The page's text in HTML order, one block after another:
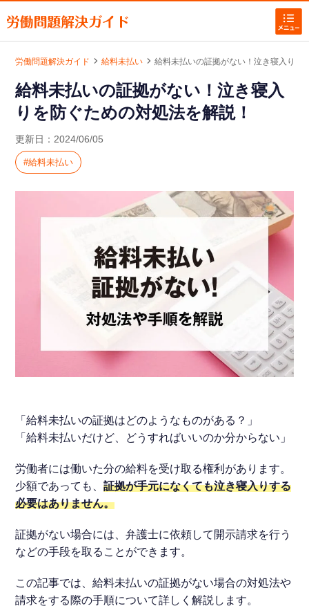
ホームに戻る
労働問題お悩み解決
残業代計算ツール
労働問題の記事一覧
労働問題お悩み別カテゴリー を探す
給料未払い
労働災害
労働問題解決ガイド |給料未払い |給料未払いの証拠がない！泣き寝入りを
給料未払いの証拠がない！泣き寝入
りを防ぐための対処法を解説！
更新日： 2024/06/05
給料未払い
「給料未払いの証拠はどのようなものがある？」
「給料未払いだけど、どうすればいいのか分からない」
労働者には働いた分の給料を受け取る権利があります。
少額であっても、証拠が手元になくても泣き寝入りする
必要はありません。
証拠がない場合には、弁護士に依頼して開示請求を行う
などの手段を取ることができます。
この記事では、給料未払いの証拠がない場合の対処法や
請求をする際の手順について詳しく解説します。